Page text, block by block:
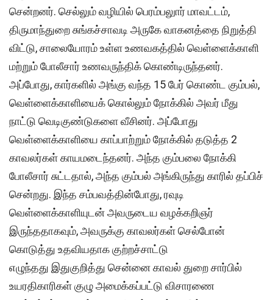
சென்றனர். செல்லும் வழியில் பெரம்பலுார் மாவட்டம்,
திருமாந்துறை சுங்கச்சாவடி அருகே வாகனத்தை நிறுத்தி
விட்டு, சாலையோரம் உள்ள உணவகத்தில் வெள்ளைக்காளி
மற்றும் போலீசார் உணவருந்திக் கொண்டிருந்தனர்.
அப்போது, கார்களில் அங்கு வந்த 15 பேர் கொண்ட கும்பல்,
வெள்ளைக்காளியைக் கொல்லும் நோக்கில் அவர் மீது
நாட்டு வெடிகுண்டுகளை வீசினர். அப்போது
வெள்ளைக்காளியை காப்பாற்றும் நோக்கில் தடுத்த 2
காவலர்கள் காயமடைந்தனர். அந்த கும்பலை நோக்கி
போலீசார் சுட்டதால், அந்த கும்பல் அங்கிருந்து காரில் தப்பிச்
சென்றது. இந்த சம்பவத்தின்போது, ரவுடி
வெள்ளைக்காளியுடன் அவருடைய வழக்கறிஞர்
இருந்ததாகவும், அவருக்கு காவலர்கள் செல்போன்
கொடுத்து உதவியதாக குற்றச்சாட்டு
எழுந்தது இதுகுறித்து சென்னை காவல் துறை சார்பில்
உயரதிகாரிகள் குழு அமைக்கப்பட்டு விசாரணை